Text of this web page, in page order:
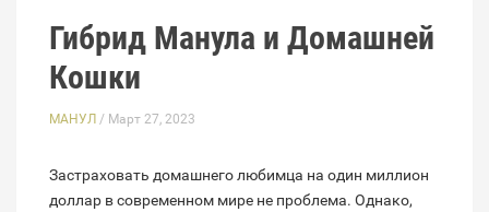
Гибрид Манула и Домашней
Кошки
МАНУЛ / Март 27, 2023
Застраховать домашнего любимца на один миллион
доллар в современном мире не проблема. Однако,